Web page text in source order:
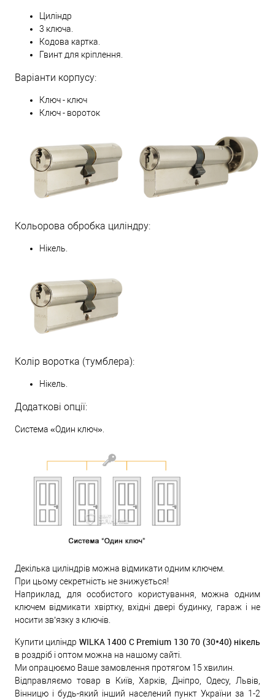
Циліндр
3 ключа.
Кодова картка.
Гвинт для кріплення.
Варіанти корпусу:
Ключ - ключ
Ключ - вороток
Кольорова обробка циліндру:
Нікель.
Колір воротка (тумблера):
Нікель.
Додаткові опції:
Система «Один ключ».
Декілька циліндрів можна відмикати одним ключем.
При цьому секретність не знижується!
Наприклад, для особистого користування, можна одним
ключем відмикати хвіртку, вхідні двері будинку, гараж і не
носити зв’язку з ключів.
Купити циліндр WILKA 1400 C Premium 130 70 (30*40) нікель
в роздріб і оптом можна на нашому сайті.
Ми опрацюємо Ваше замовлення протягом 15 хвилин.
Відправляємо товар в Київ, Харків, Дніпро, Одесу, Львів,
Вінницю і будь-який інший населений пункт України за 1-2